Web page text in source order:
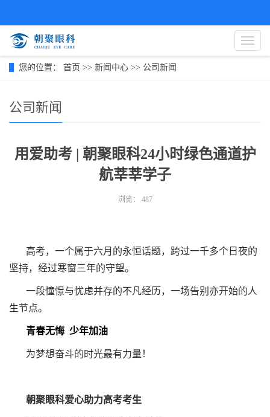
导
航
您的位置： 首页 >> 新闻中心 >> 公司新闻
公司新闻
用爱助考 | 朝聚眼科24小时绿色通道护
航莘莘学子
浏览： 487
高考，一个属于六月的永恒话题， 跨过一千多个日夜的
坚持， 经过寒窗三年的守望。
一段憧憬与忧虑并存的不凡经历， 一场告别亦开始的人
生节点。
青春无悔 少年加油
为梦想奋斗的时光最有力量！
朝聚眼科爱心助力高考考生